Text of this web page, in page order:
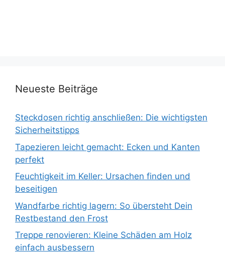
Neueste Beiträge
Steckdosen richtig anschließen: Die wichtigsten
Sicherheitstipps
Tapezieren leicht gemacht: Ecken und Kanten
perfekt
Feuchtigkeit im Keller: Ursachen finden und
beseitigen
Wandfarbe richtig lagern: So übersteht Dein
Restbestand den Frost
Treppe renovieren: Kleine Schäden am Holz
einfach ausbessern